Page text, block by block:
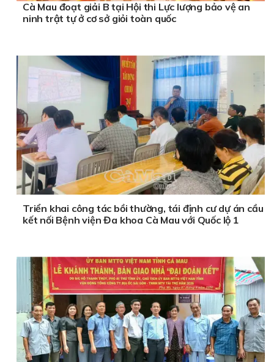
Cà Mau đoạt giải B tại Hội thi Lực lượng bảo vệ an
ninh trật tự ở cơ sở giỏi toàn quốc
Triển khai công tác bồi thường, tái định cư dự án cầu
kết nối Bệnh viện Đa khoa Cà Mau với Quốc lộ 1